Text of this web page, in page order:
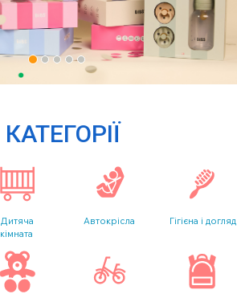
КАТЕГОРІЇ
Дитяча
кімната
Автокрісла Гігієна і догляд